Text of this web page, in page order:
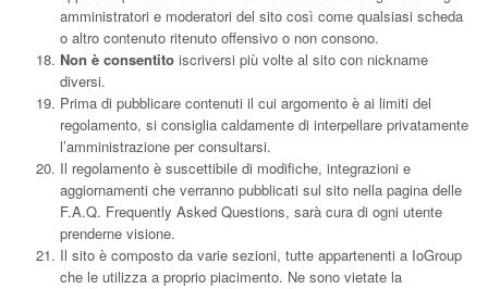
amministratori e moderatori del sito così come qualsiasi scheda
o altro contenuto ritenuto offensivo o non consono.
Non è consentito iscriversi più volte al sito con nickname
diversi.
Prima di pubblicare contenuti il cui argomento è ai limiti del
regolamento, si consiglia caldamente di interpellare privatamente
l’amministrazione per consultarsi.
Il regolamento è suscettibile di modifiche, integrazioni e
aggiornamenti che verranno pubblicati sul sito nella pagina delle
F.A.Q. Frequently Asked Questions, sarà cura di ogni utente
prenderne visione.
Il sito è composto da varie sezioni, tutte appartenenti a IoGroup
che le utilizza a proprio piacimento. Ne sono vietate la